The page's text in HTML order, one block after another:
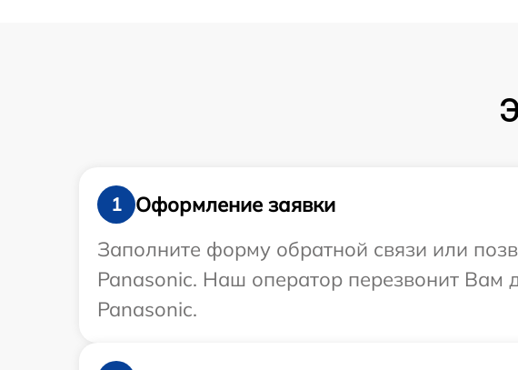
1
Оформление заявки
Заполните форму обратной связи или
Panasonic. Наш оператор перезвонит Вам
Panasonic.